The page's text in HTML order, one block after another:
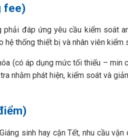
fee)
phải đáp ứng yêu cầu kiểm soát
thống thiết bị và nhân viên kiểm
(có áp dụng mức tối thiểu – min
nhằm phát hiện, kiểm soát và
sinh hay cận Tết, nhu cầu